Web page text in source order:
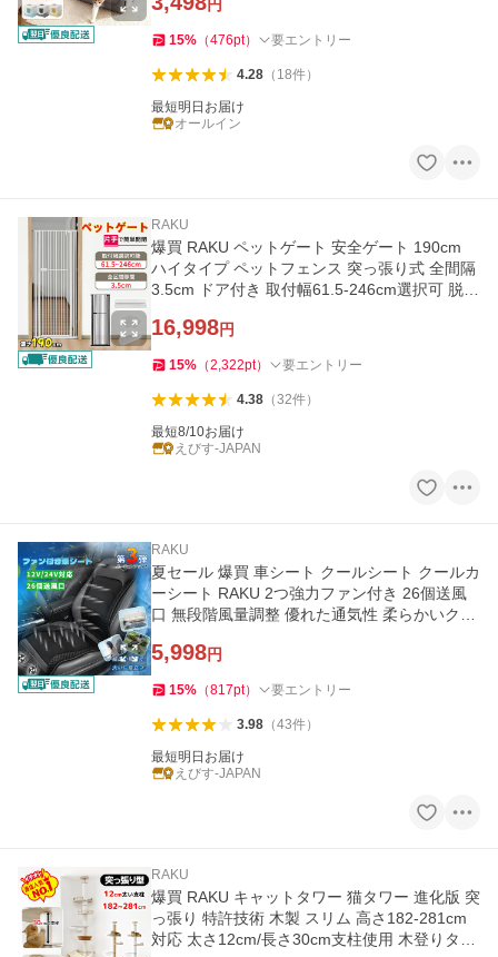
円
15% （476pt） 要エントリー
4.28（ 18件）
最短明日お届け
オールイン
RAKU
爆買 RAKU ペットゲート 安全ゲート 190cm
ハイタイプ ペットフェンス 突っ張り式 全間隔
3.5cm ドア付き 取付幅61.5-246cm選択可 脱走
16,998円
15% （2,322pt） 要エントリー
4.38（32件）
最短8/10お届け
えびす-JAPAN
RAKU
夏セール 爆買 車シート クールシート クールカ
ーシート RAKU 2つ強力ファン付き 26個送風
口 無段階風量調整 優れた通気性 柔らかいクッ
5,998円
15% （817pt） 要エントリー
3.98（43件）
最短明日お届け
えびす-JAPAN
RAKU
爆買 RAKU キャットタワー 猫タワー 進化版 突
っ張り 特許技術 木製 スリム 高さ182-281cm
対応 太さ12cm/長さ30cm支柱使用 木登りタワ